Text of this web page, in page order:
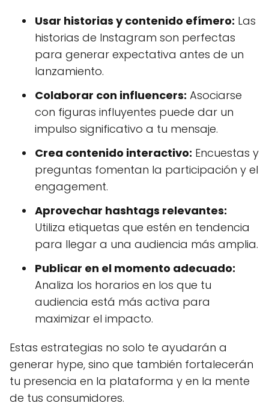
Usar historias y contenido efímero: Las
historias de Instagram son perfectas
para generar expectativa antes de un
lanzamiento.
Colaborar con influencers: Asociarse
con figuras influyentes puede dar un
impulso significativo a tu mensaje.
Crea contenido interactivo: Encuestas y
preguntas fomentan la participación y el
engagement.
Aprovechar hashtags relevantes:
Utiliza etiquetas que estén en tendencia
para llegar a una audiencia más amplia.
Publicar en el momento adecuado:
Analiza los horarios en los que tu
audiencia está más activa para
maximizar el impacto.
Estas estrategias no solo te ayudarán a
generar hype, sino que también fortalecerán
tu presencia en la plataforma y en la mente
de tus consumidores.